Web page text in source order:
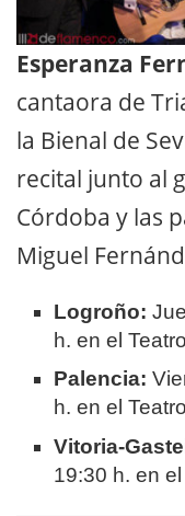
Esperanza
cantaora de
la Bienal de
recital junto al
Córdoba y las
Miguel
Logroño:
h. en el
Palencia:
h. en el
Vitoria-
19:30 h. en